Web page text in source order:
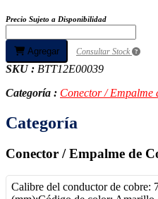
Precio Sujeto a Disponibilidad
Agregar Consultar Stock
SKU : BTT12E00039
Categoría : Conector / Empalme
Categoría
Conector / Empalme de
Calibre del conductor de